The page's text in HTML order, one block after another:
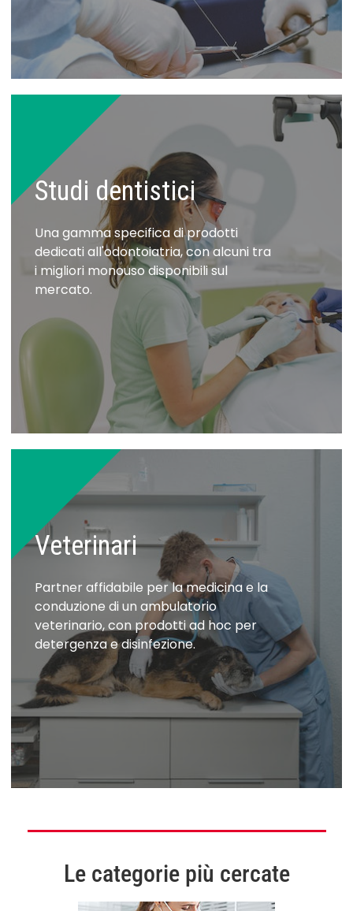
Studi dentistici
Una gamma specifica di prodotti
dedicati all'odontoiatria, con alcuni tra
i migliori monouso disponibili sul
mercato.
Veterinari
Partner affidabile per la medicina e la
conduzione di un ambulatorio
veterinario, con prodotti ad hoc per
detergenza e disinfezione.
Le categorie più cercate